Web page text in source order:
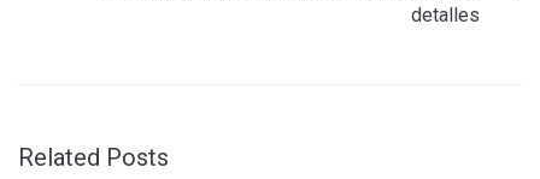
detalles
Related Posts